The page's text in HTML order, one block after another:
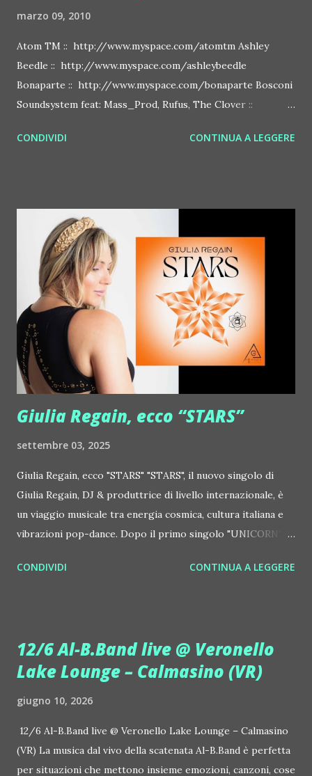
marzo 09, 2010
Atom TM :: http://www.myspace.com/atomtm Ashley
Beedle :: http://www.myspace.com/ashleybeedle
Bonaparte :: http://www.myspace.com/bonaparte Bosconi
Soundsystem feat: Mass_Prod, Rufus, The Clover ::
http://www.myspace.com/benderbyetone Chapelier Fou ::
Deian :: http://www.myspace.com/deiansong Dixon ::
http://www.myspace.com/justdixon Frivolous ::
http://www.myspace.com/frivolouslive Frost ::
http://www.myspace.com/frostnorway Gonzales ::
http://www.myspace.com/gonzpiration Italian Laptop
Orchestra feat. Alessio Bertallot Jimmy Edgar ::
http://www.myspace.com/colorstrip Jon Hopkins ::
http://www.myspace.com/jonhopkins Le Luci della
Centrale Elettrica Loco Dice ::
http://www.myspace.com/locod...
CONDIVIDI CONTINUA A LEGGERE
Giulia Regain, ecco “STARS”
settembre 03, 2025
Giulia Regain, ecco "STARS" "STARS", il nuovo singolo di
Giulia Regain, DJ & produttrice di livello internazionale, è
un viaggio musicale tra energia cosmica, cultura italiana e
vibrazioni pop-dance. Dopo il primo singolo "UNICORN",
seconda release intitolata "STARS", interpretata dalla voce
tra Giulia Regain e Dhany, già insieme in precedenti
produzioni come "My Memories" (Universal) e "We Are
connessione universale: un invito a riscoprire la nostra
natura di starseed, figli delle stelle, capaci di portare luce,
creatività ed empatia nel mondo. Con "STARS" Giulia Regain
porta avanti la sua visione musicale che fonde dance
CONDIVIDI CONTINUA A LEGGERE
12/6 Al-B.Band live @ Veronello
Lake Lounge – Calmasino (VR)
giugno 10, 2026
12/6 Al-B.Band live @ Veronello Lake Lounge – Calmasino
(VR) La musica dal vivo della scatenata Al-B.Band è perfetta
per situazioni che mettono insieme emozioni, canzoni, cose